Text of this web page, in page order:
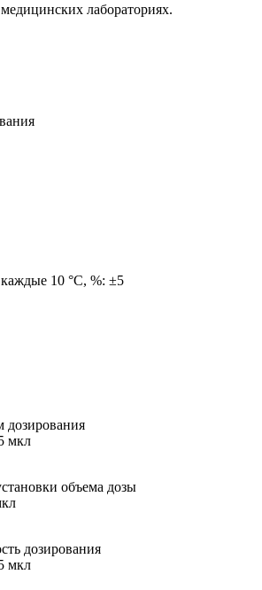
лабораториях.
10 °С, %: ±5
дозирования
мкл
объема дозы
дозирования
мкл